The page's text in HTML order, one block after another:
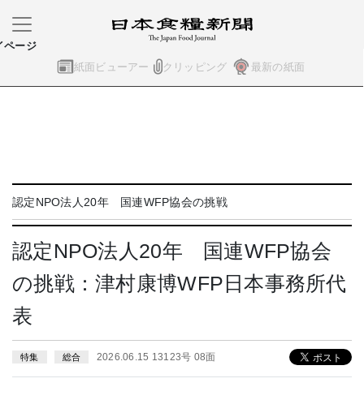
紙面ビューアー クリッピング 最新の紙面
ページ
認定NPO法人20年 国連WFP協会の挑戦
認定NPO法人20年 国連WFP協会
の挑戦：津村康博WFP日本事務所代
表
特集 総合 2026.06.15 13123号 08面